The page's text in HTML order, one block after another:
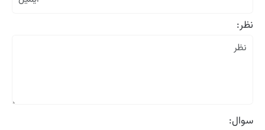
نظر:
سوال: